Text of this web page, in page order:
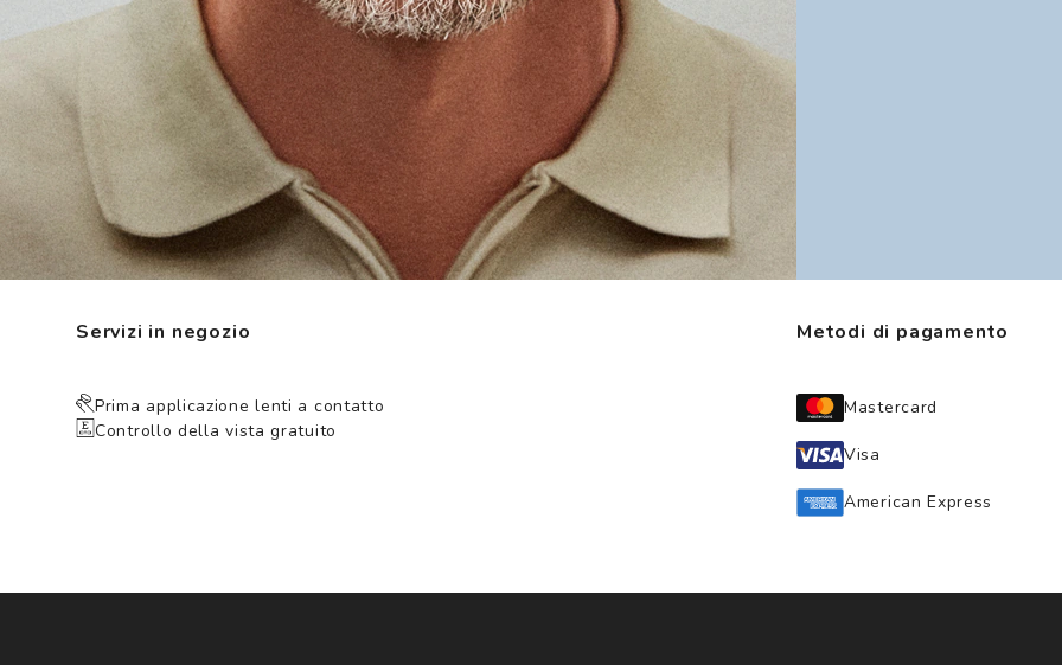
Servizi in negozio
Prima applicazione lenti a contatto
Controllo della vista gratuito
Metodi di pagamento
Mastercard
Visa
American Express